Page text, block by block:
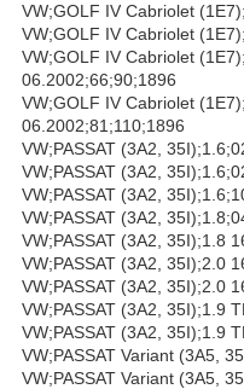
VW;GOLF IV Cabriolet
VW;GOLF IV Cabriolet
VW;GOLF IV Cabriolet
06.2002;66;90;1896
VW;GOLF IV Cabriolet
06.2002;81;110;1896
VW;PASSAT (3A2,
VW;PASSAT (3A2,
VW;PASSAT (3A2,
VW;PASSAT (3A2,
VW;PASSAT (3A2, 35I);1.8
VW;PASSAT (3A2, 35I);2.0
VW;PASSAT (3A2, 35I);2.0
VW;PASSAT (3A2, 35I);1.9
VW;PASSAT (3A2, 35I);1.9
VW;PASSAT Variant (3A5,
VW;PASSAT Variant (3A5,